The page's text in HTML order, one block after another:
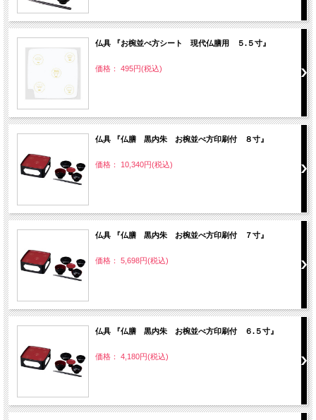
仏具 『お椀並べ方シート 現代仏膳用 ５.５寸』
価格： 495円(税込)
仏具 『仏膳 黒内朱 お椀並べ方印刷付 ８寸』
価格： 10,340円(税込)
仏具 『仏膳 黒内朱 お椀並べ方印刷付 ７寸』
価格： 5,698円(税込)
仏具 『仏膳 黒内朱 お椀並べ方印刷付 ６.５寸』
価格： 4,180円(税込)